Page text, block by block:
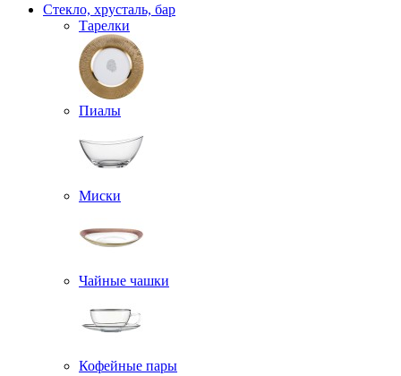
Стекло, хрусталь, бар
Тарелки
Пиалы
Миски
Чайные чашки
Кофейные пары